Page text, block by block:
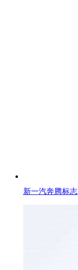
新一汽奔腾标志